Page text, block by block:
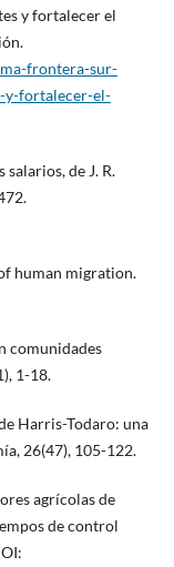
y fortalecer el
frontera-sur-
y-fortalecer-el-
salarios, de J. R.
human migration.
comunidades
1-18.
Harris-Todaro: una
26(47), 105-122.
agrícolas de
de control